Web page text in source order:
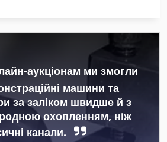
аукціонам ми змогли
машини та
за заліком швидше й з
охопленням, ніж
канали.